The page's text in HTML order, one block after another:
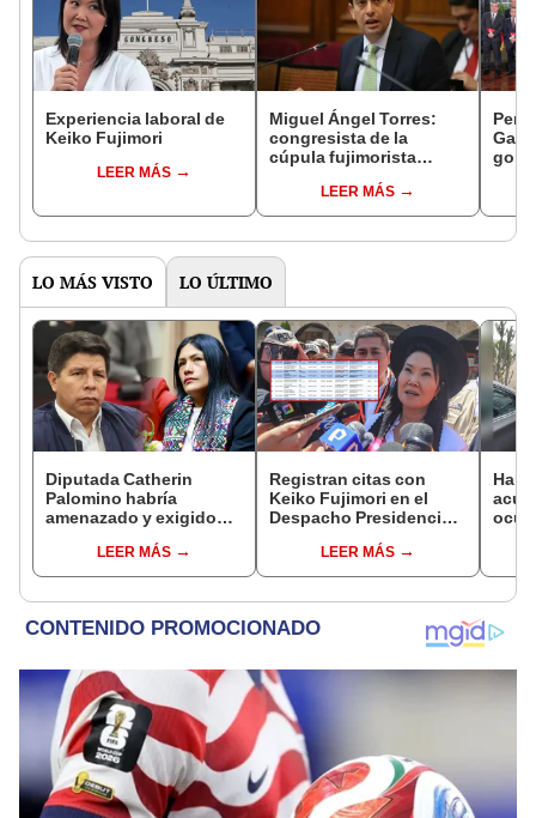
Experiencia laboral de
Keiko Fujimori
LEER MÁS
Miguel Ángel Torres:
congresista de la
cúpula fujimorista
del SenadoLEER MÁS
LO MÁS VISTO LO ÚLTIMO
Diputada Catherin
Palomino habría
amenazado y exigido
Pedro Castillo tras
insultarlos por
LEER MÁS
Registran citas con
Keiko Fujimori en el
Despacho Presidencial
LEER MÁS
PNP